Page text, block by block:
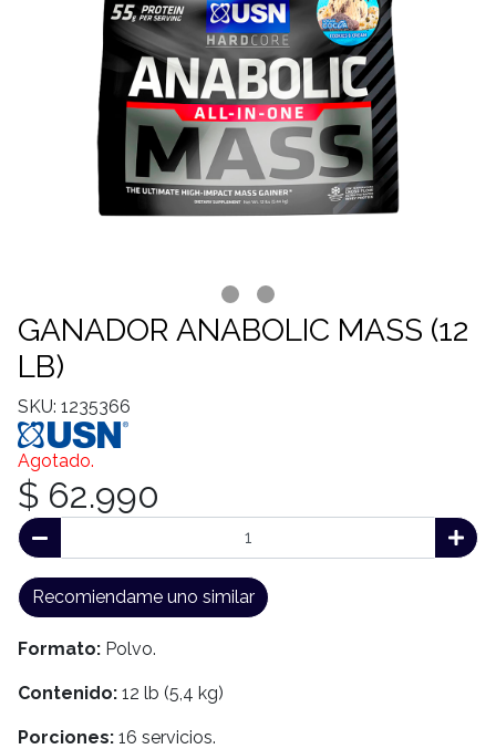
GANADOR ANABOLIC MASS (12
LB)
SKU: 1235366
Agotado.
$ 62.990
Recomiendame uno similar
Formato: Polvo.
Contenido: 12 lb (5,4 kg)
Porciones: 16 servicios.